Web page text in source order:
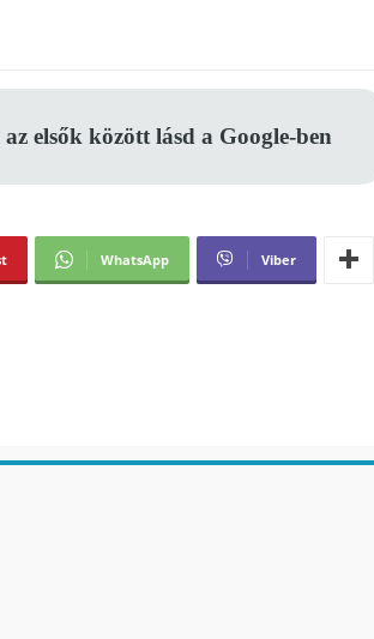
elsők között lásd a Google-ben
WhatsApp Viber